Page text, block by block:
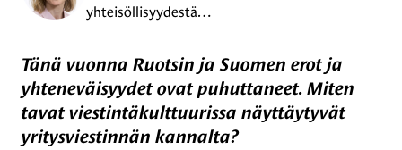
yhteisöllisyydestä…
Tänä vuonna Ruotsin ja Suomen erot ja
yhteneväisyydet ovat puhuttaneet. Miten
tavat viestintäkulttuurissa näyttäytyvät
yritysviestinnän kannalta?